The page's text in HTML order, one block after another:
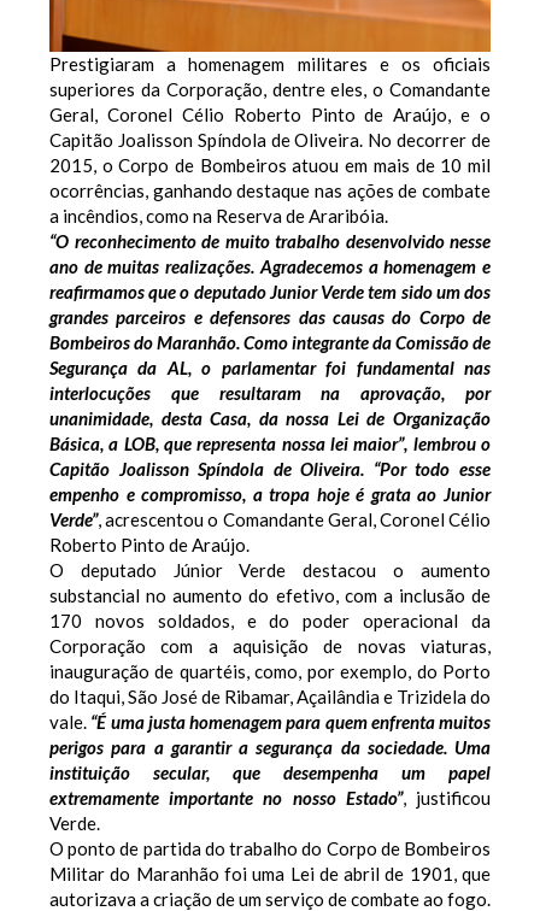
Prestigiaram a homenagem militares e os oficiais
superiores da Corporação, dentre eles, o Comandante
Geral, Coronel Célio Roberto Pinto de Araújo, e o
Capitão Joalisson Spíndola de Oliveira. No decorrer de
2015, o Corpo de Bombeiros atuou em mais de 10 mil
ocorrências, ganhando destaque nas ações de combate
a incêndios, como na Reserva de Araribóia.
“O reconhecimento de muito trabalho desenvolvido nesse
ano de muitas realizações. Agradecemos a homenagem e
reafirmamos que o deputado Junior Verde tem sido um dos
grandes parceiros e defensores das causas do Corpo de
Bombeiros do Maranhão. Como integrante da Comissão de
Segurança da AL, o parlamentar foi fundamental nas
interlocuções que resultaram na aprovação, por
unanimidade, desta Casa, da nossa Lei de Organização
Básica, a LOB, que representa nossa lei maior”, lembrou o
Capitão Joalisson Spíndola de Oliveira. “Por todo esse
empenho e compromisso, a tropa hoje é grata ao Junior
Verde”, acrescentou o Comandante Geral, Coronel Célio
Roberto Pinto de Araújo.
O deputado Júnior Verde destacou o aumento
substancial no aumento do efetivo, com a inclusão de
170 novos soldados, e do poder operacional da
Corporação com a aquisição de novas viaturas,
inauguração de quartéis, como, por exemplo, do Porto
do Itaqui, São José de Ribamar, Açailândia e Trizidela do
vale. “É uma justa homenagem para quem enfrenta muitos
perigos para a garantir a segurança da sociedade. Uma
instituição secular, que desempenha um papel
extremamente importante no nosso Estado”, justificou
Verde.
O ponto de partida do trabalho do Corpo de Bombeiros
Militar do Maranhão foi uma Lei de abril de 1901, que
autorizava a criação de um serviço de combate ao fogo.